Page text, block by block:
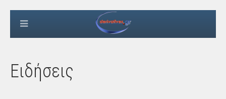
Ειδήσεις